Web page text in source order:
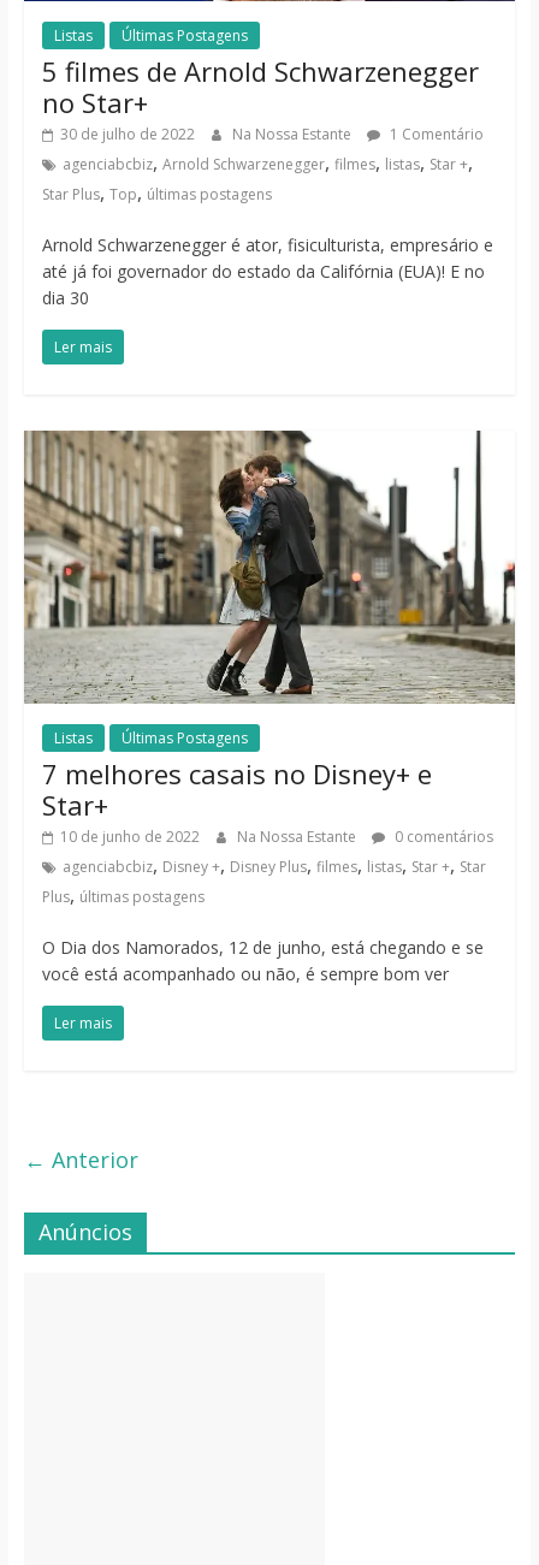
Listas Últimas Postagens
5 filmes de Arnold Schwarzenegger
no Star+
30 de julho de 2022 Na Nossa Estante
1 Comentário
agenciabcbiz, Arnold Schwarzenegger, filmes, listas, Star +,
Star Plus, Top, últimas postagens
Arnold Schwarzenegger é ator, fisiculturista, empresário e
até já foi governador do estado da Califórnia (EUA)! E no
dia 30
Ler mais
Listas Últimas Postagens
7 melhores casais no Disney+ e
Star+
10 de junho de 2022 Na Nossa Estante
0 comentários
agenciabcbiz, Disney +, Disney Plus, filmes, listas, Star +, Star
Plus, últimas postagens
O Dia dos Namorados, 12 de junho, está chegando e se
você está acompanhado ou não, é sempre bom ver
Ler mais
← Anterior
Anúncios